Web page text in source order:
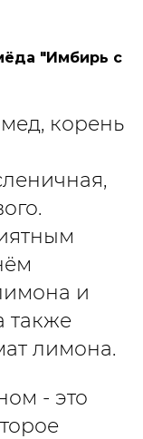
"Имбирь с
корень
и
также
лимона.
- это